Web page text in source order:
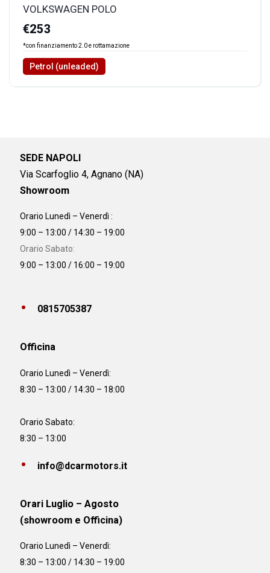
VOLKSWAGEN POLO
€253
*con finanziamento 2.0 e rottamazione
Petrol (unleaded)
SEDE NAPOLI
Via Scarfoglio 4, Agnano (NA)
Showroom
Orario Lunedì – Venerdì :
9:00 – 13:00 / 14:30 – 19:00
Orario Sabato:
9:00 – 13:00 / 16:00 – 19:00
0815705387
Officina
Orario Lunedì – Venerdì:
8:30 – 13:00 / 14:30 – 18:00
Orario Sabato:
8:30 – 13:00
info@dcarmotors.it
Orari Luglio – Agosto
(showroom e Officina)
Orario Lunedì – Venerdì:
8:30 – 13:00 / 14:30 – 19:00